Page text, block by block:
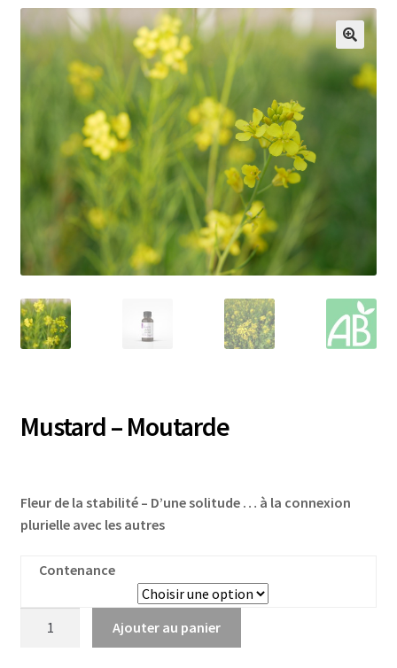
Mustard – Moutarde
Fleur de la stabilité – D’une solitude … à la connexion
plurielle avec les autres
Contenance
Ajouter au panier